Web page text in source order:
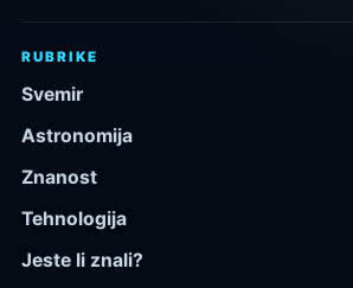
RUBRIKE
Svemir
Astronomija
Znanost
Tehnologija
Jeste li znali?